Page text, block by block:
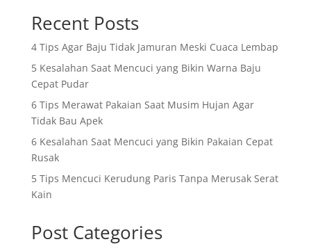
Recent Posts
4 Tips Agar Baju Tidak Jamuran Meski Cuaca Lembap
5 Kesalahan Saat Mencuci yang Bikin Warna Baju
Cepat Pudar
6 Tips Merawat Pakaian Saat Musim Hujan Agar
Tidak Bau Apek
6 Kesalahan Saat Mencuci yang Bikin Pakaian Cepat
Rusak
5 Tips Mencuci Kerudung Paris Tanpa Merusak Serat
Kain
Post Categories